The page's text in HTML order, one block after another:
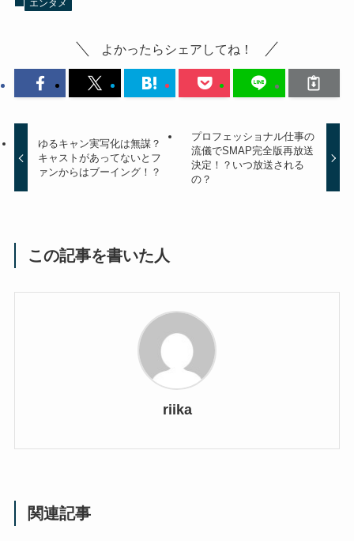
エンタメ
よかったらシェアしてね！
ゆるキャン実写化は無謀？
キャストがあってないとフ
ァンからはブーイング！？
プロフェッショナル仕事の
流儀でSMAP完全版再放送
決定！？いつ放送される
の？
この記事を書いた人
riika
関連記事